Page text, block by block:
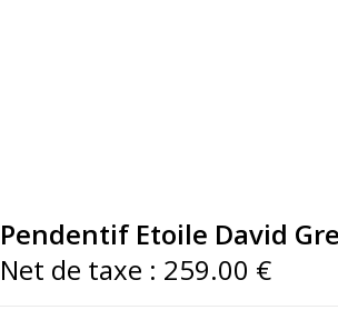
Pendentif Etoile David
Net de taxe : 259.00 €